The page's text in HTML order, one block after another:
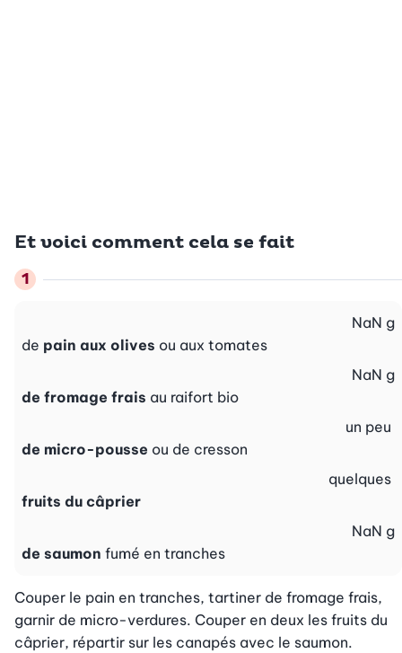
Et voici comment cela se fait
de pain aux olives ou aux tomates
NaN g
de fromage frais au raifort bio
NaN g
de micro-pousse ou de cresson
un peu
fruits du câprier
quelques
de saumon fumé en tranches
NaN g
Couper le pain en tranches, tartiner de fromage frais,
garnir de micro-verdures. Couper en deux les fruits du
câprier, répartir sur les canapés avec le saumon.